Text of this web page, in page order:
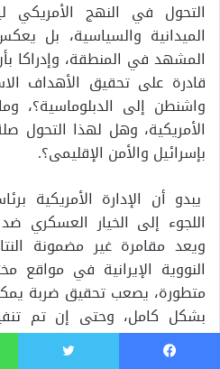
التحول في النهج الأمريكي
الميدانية والسياسية، بل
المشهد في المنطقة، وإدراكا
قادرة على تحقيق الأهداف
واشنطن إلى الدبلوماسية؟،
الأمريكية، وهل لهذا التحول
بإسرائيل والأمن الإقليمى؟.
يبدو أن الإدارة الأمريكية
اللجوء إلى الخيار العسكري
ويعد مقامرة غير مضمونة
النووية الإيرانية في مواقع
متطورة، يصعب تحقيق ضربة
بشكل كامل، وحتى إن تم
الإيرانى المحتمل سيكون
وحلفائها في الخليج، كما أن